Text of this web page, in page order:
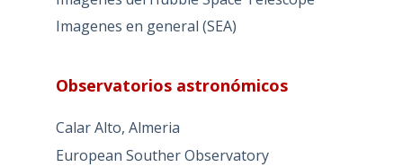
Imagenes en general (SEA)
Observatorios astronómicos
Calar Alto, Almeria
European Souther Observatory